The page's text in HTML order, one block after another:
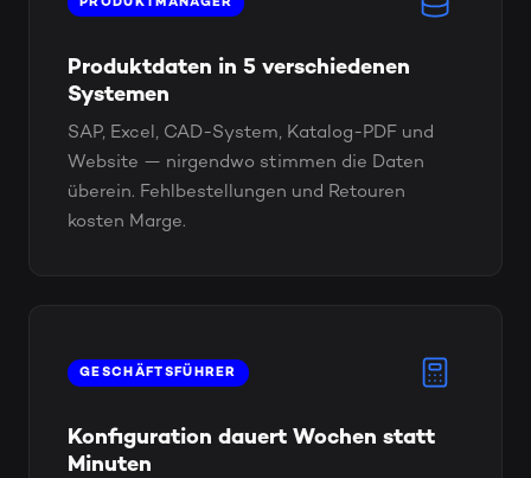
Produktdaten in 5 verschiedenen
Systemen
SAP, Excel, CAD-System, Katalog-PDF und
Website — nirgendwo stimmen die Daten
überein. Fehlbestellungen und Retouren
kosten Marge.
GESCHÄFTSFÜHRER
Konfiguration dauert Wochen statt
Minuten